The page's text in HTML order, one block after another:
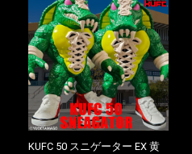
KUFC 50 スニゲーター EX 黄